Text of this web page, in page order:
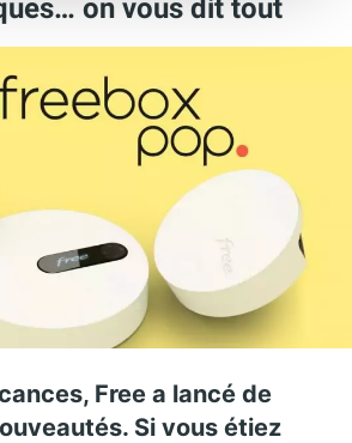
on vous dit tout
Free a lancé de
Si vous étiez